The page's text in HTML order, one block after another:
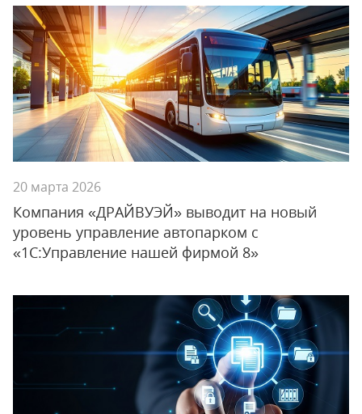
20 марта 2026
Компания «ДРАЙВУЭЙ» выводит на новый
уровень управление автопарком с
«1С:Управление нашей фирмой 8»